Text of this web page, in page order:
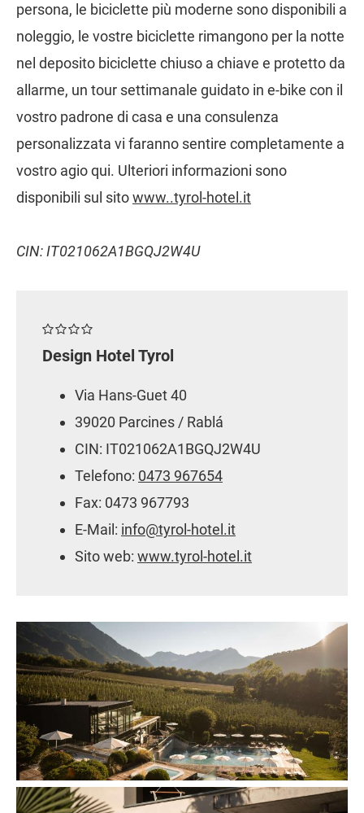
persona, le biciclette più moderne sono disponibili a
noleggio, le vostre biciclette rimangono per la notte
nel deposito biciclette chiuso a chiave e protetto da
allarme, un tour settimanale guidato in e-bike con il
vostro padrone di casa e una consulenza
personalizzata vi faranno sentire completamente a
vostro agio qui. Ulteriori informazioni sono
disponibili sul sitowww..tyrol-hotel.it
CIN: IT021062A1BGQJ2W4U
Design Hotel Tyrol
Via Hans-Guet 40
39020 Parcines / Rablá
CIN: IT021062A1BGQJ2W4U
Telefono: 0473 967654
Fax: 0473 967793
E-Mail: info@tyrol-hotel.it
Sito web: www.tyrol-hotel.it